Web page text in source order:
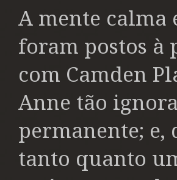
A mente calma
foram postos à
com Camden
Anne tão
permanente; e,
tanto quanto